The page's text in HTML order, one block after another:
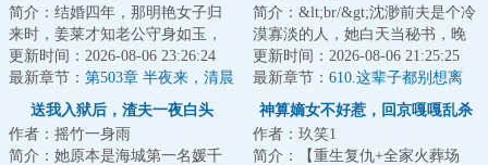
简介：结婚四年，那明艳女子归
来时，姜莱才知老公守身如玉，
冷淡如冰，并非天性如此。
&lt;br/&gt;每月给...
更新时间：2026-08-06 23:26:24
最新章节： 第503章 半夜来，清晨
简介：&lt;br/&gt;沈渺前夫是个冷
漠寡淡的人，她白天当秘书，晚
上做妻子，结婚两年没有得到半
分真心。&lt...
更新时间：2026-08-06 21:25:25
最新章节： 610.这辈子都别想离
婚。
送我入狱后，渣夫一夜白头
作者：摇竹一身雨
简介：她原本是海城第一名媛千
神算嫡女不好惹，回京嘎嘎乱杀
作者：玖笑1
简介：【重生复仇+全家火葬场